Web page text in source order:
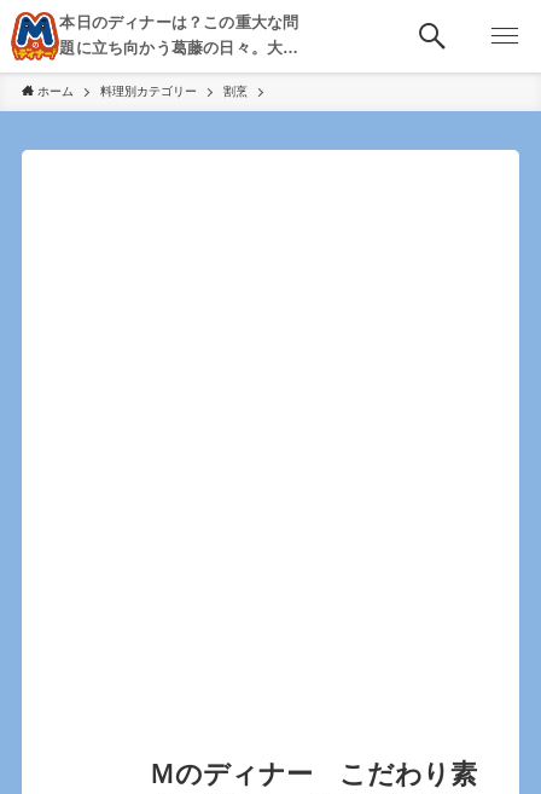
本日のディナーは？この重大な問
題に立ち向かう葛藤の日々。大
阪・京都・神戸を中心とした食べ
歩き、飲み歩きを綴る。
ホーム 料理別カテゴリー 割烹
Ｍのディナー こだわり素